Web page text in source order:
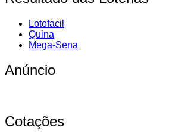
Lotofacil
Quina
Mega-Sena
Anúncio
Cotações